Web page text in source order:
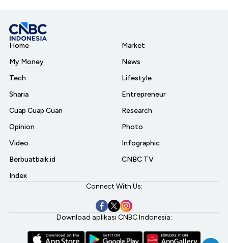
Home
My Money
Tech
Sharia
Cuap Cuap Cuan
Opinion
Video
Berbuatbaik.id
Index
Market
News
Lifestyle
Entrepreneur
Research
Photo
Infographic
CNBC TV
Connect With Us:
Download aplikasi CNBC Indonesia: